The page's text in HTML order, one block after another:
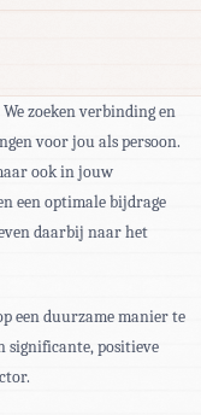
zoeken verbinding en
voor jou als persoon.
ook in jouw
een optimale bijdrage
daarbij naar het
een duurzame manier te
significante, positieve